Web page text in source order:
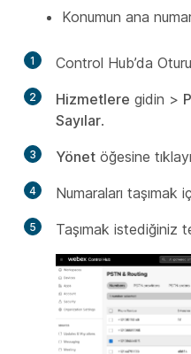
Konumun ana
1 Control Hub’da
2 Hizmetlere gidin >
Sayılar.
3 Yönet öğesine
4 Numaraları
5 Taşımak istediğiniz